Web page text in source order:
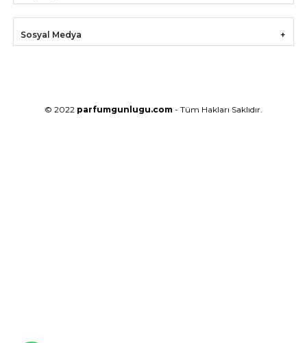
Sosyal Medya
© 2022 parfumgunlugu.com - Tüm Hakları Saklıdır.